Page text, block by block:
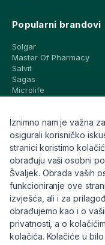
Popularni brandovi
Solgar
Master Of Pharmacy
Salvit
Sagas
Microlife
CeraVe
Eucerin
Avene
Bioderma
Svi brandovi
Info
Trebate pomoć ili imate
+385 91 6191 901
Iznimno nam je važna
osigurali korisničko
stranici koristimo
obrađuju vaši osobni
Švaljek. Obrada vaših
funkcioniranje ove
izvješća, ali i za
obrađujemo kao i o
privatnosti, a o
kolačića. Kolačiće u